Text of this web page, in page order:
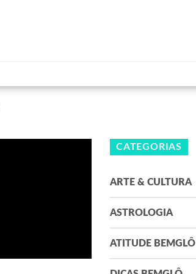
CATEGORIAS
ARTE & CULTURA
ASTROLOGIA
ATITUDE BEMGLÔ